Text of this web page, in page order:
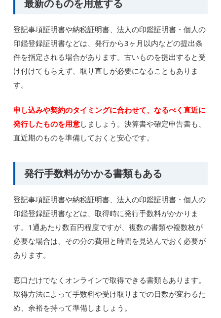
最新のものを用意する
登記事項証明書や納税証明書、法人の印鑑証明書・個人の
印鑑登録証明書などは、発行から3ヶ月以内などの提出条
件を指定される場合があります。古いものを提出すると受
け付けてもらえず、取り直しが必要になることもありま
す。
申し込みや契約のタイミングに合わせて、なるべく直近に
発行したものを用意しましょう。決算書や確定申告書も、
直近期のものを準備しておくと安心です。
発行手数料がかかる書類もある
登記事項証明書や納税証明書、法人の印鑑証明書・個人の
印鑑登録証明書などは、取得時に発行手数料がかかりま
す。1通あたり数百円程度ですが、複数の書類や複数枚が
必要な場合は、その分の費用と時間を見込んでおく必要が
あります。
窓口だけでなくオンラインで取得できる書類もあります。
取得方法によって手数料や受け取りまでの日数が変わるた
め、余裕を持って準備しましょう。